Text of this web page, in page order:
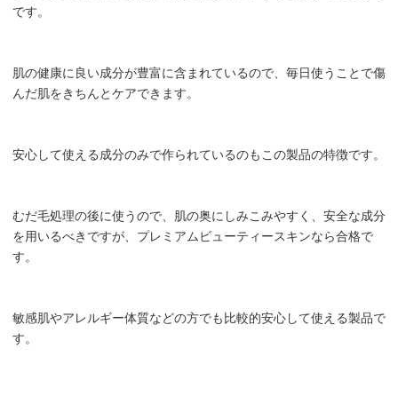
です。
肌の健康に良い成分が豊富に含まれているので、毎日使うことで傷
んだ肌をきちんとケアできます。
安心して使える成分のみで作られているのもこの製品の特徴です。
むだ毛処理の後に使うので、肌の奥にしみこみやすく、安全な成分
を用いるべきですが、プレミアムビューティースキンなら合格で
す。
敏感肌やアレルギー体質などの方でも比較的安心して使える製品で
す。